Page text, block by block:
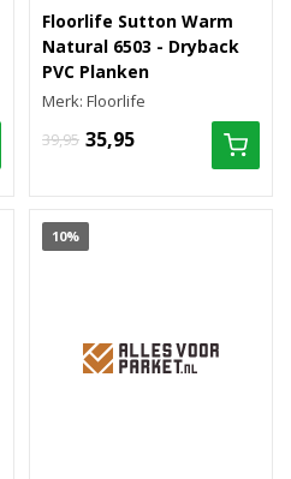
Floorlife Sutton Warm
Natural 6503 - Dryback
PVC Planken
Merk: Floorlife
39,95 35,95
10%